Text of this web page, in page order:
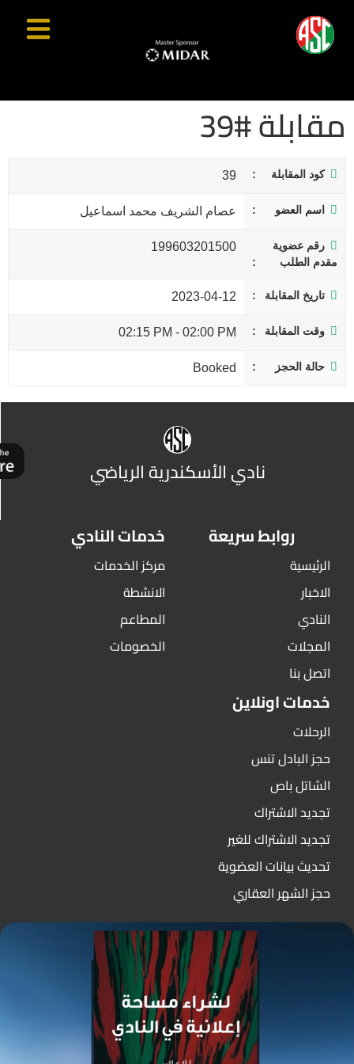
مقابلة #39
كود المقابلة 39
اسم العضو عصام الشريف محمد اسماعيل
رقم عضوية
مقدم الطلب
199603201500
تاريخ المقابلة 2023-04-12
وقت المقابلة 02:00 PM
-
02:15 PM
حالة الحجز Booked
نادي الأسكندرية الرياضي
روابط سريعة
الرئيسية
الاخبار
النادي
المجلات
اتصل بنا
خدمات النادي
مركز الخدمات
الانشطة
المطاعم
الخصومات
خدمات اونلاين
الرحلات
حجز البادل تنس
الشاتل باص
تجديد الاشتراك
تجديد الاشتراك للغير
تحديث بيانات العضوية
حجز الشهر العقاري